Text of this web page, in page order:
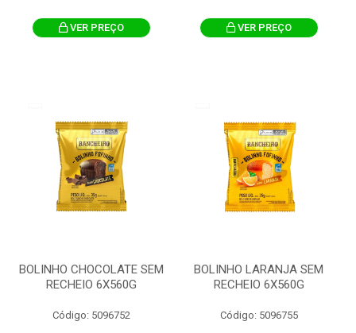
VER PREÇO VER PREÇO
BOLINHO CHOCOLATE SEM
RECHEIO 6X560G
Código: 5096752
BOLINHO LARANJA SEM
RECHEIO 6X560G
Código: 5096755